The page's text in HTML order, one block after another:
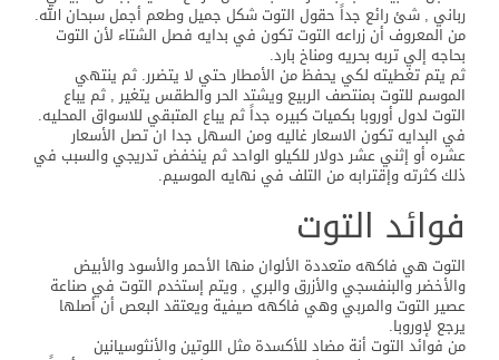
رباني , شئ رائع جداً حقول التوت شكل جميل وطعم أجمل سبحان الله.
من المعروف أن زراعه التوت تكون في بدايه فصل الشتاء لأن التوت
بحاجه إلي تربه بحريه ومناخ بارد.
ثم يتم تغطيته لكي يحفظ من الأمطار حتي لا يتضرر. ثم ينتهي
الموسم للتوت بمنتصف الربيع ويشتد الحر والطقس يتغير , ثم يباع
التوت لدول أوروبا بكميات كبيره جداً ثم يباع المتبقي للاسواق المحليه.
في البدايه تكون الاسعار غاليه ومن السهل جدا ان تصل الأسعار
عشره أو إثني عشر دولار للكيلو الواحد ثم ينخفض تدريجي والسبب في
ذلك كثرته وإقترابه من التلف في نهايه الموسيم.
فوائد التوت
التوت هي فاكهه متعددة الألوان منها الأحمر والأسود والأبيض
والأخضر والبنفسجي والأزرق والبري , ويتم إستخدم التوت في صناعة
عصير التوت والمربي وهي فاكهه صيفية ويعتقد البعص أن أصلها
يرجع لإوروبا.
من فوائد التوت أنة مضاد للأكسدة مثل اللوتين والأنثوسيانين